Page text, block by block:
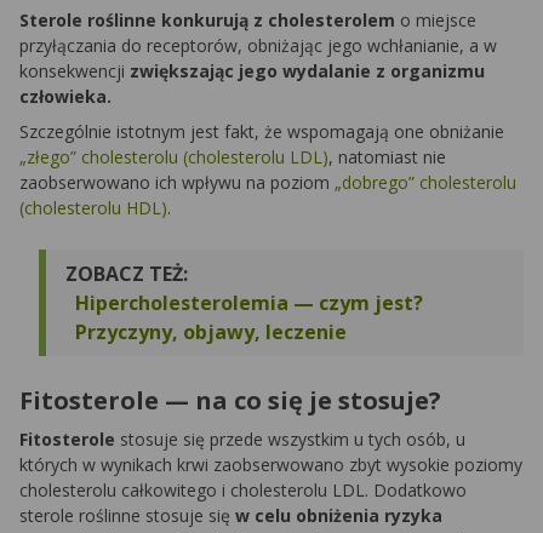
Sterole roślinne konkurują z cholesterolem o miejsce
przyłączania do receptorów, obniżając jego wchłanianie, a w
konsekwencji zwiększając jego wydalanie z organizmu
człowieka.
Szczególnie istotnym jest fakt, że wspomagają one obniżanie
„złego” cholesterolu (cholesterolu LDL), natomiast nie
zaobserwowano ich wpływu na poziom „dobrego” cholesterolu
(cholesterolu HDL).
ZOBACZ TEŻ:
Hipercholesterolemia — czym jest?
Przyczyny, objawy, leczenie
Fitosterole — na co się je stosuje?
Fitosterole stosuje się przede wszystkim u tych osób, u
których w wynikach krwi zaobserwowano zbyt wysokie poziomy
cholesterolu całkowitego i cholesterolu LDL. Dodatkowo
sterole roślinne stosuje się w celu obniżenia ryzyka